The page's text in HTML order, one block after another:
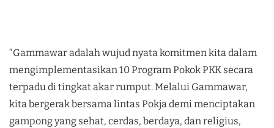
“Gammawar adalah wujud nyata komitmen kita dalam
mengimplementasikan 10 Program Pokok PKK secara
terpadu di tingkat akar rumput. Melalui Gammawar,
kita bergerak bersama lintas Pokja demi menciptakan
gampong yang sehat, cerdas, berdaya, dan religius,